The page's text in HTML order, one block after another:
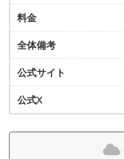
料金
全体備考
公式サイト
公式X